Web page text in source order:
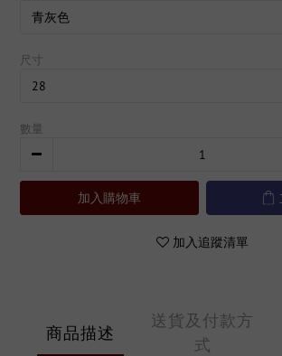
尺寸
數量
加入購物車
加入追蹤清單
商品描述
送貨及付款方
式